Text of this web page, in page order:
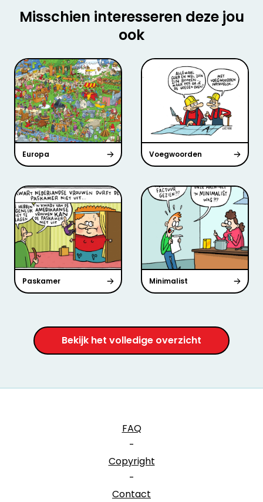
Misschien interesseren deze jou
ook
Europa Voegwoorden
Paskamer Minimalist
Bekijk het volledige overzicht
FAQ
-
Copyright
-
Contact